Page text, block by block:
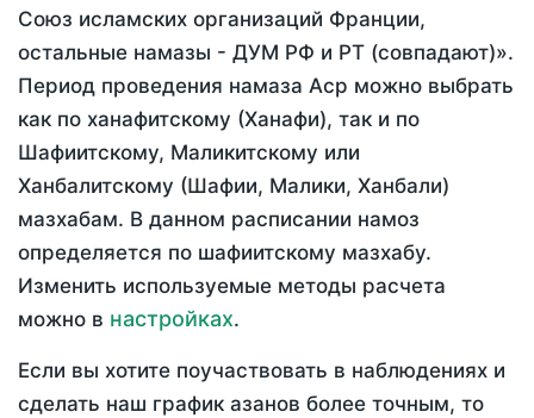
Союз исламских организаций Франции,
остальные намазы - ДУМ РФ и РТ (совпадают)».
Период проведения намаза Аср можно выбрать
как по ханафитскому (Ханафи), так и по
Шафиитскому, Маликитскому или
Ханбалитскому (Шафии, Малики, Ханбали)
мазхабам. В данном расписании намоз
определяется по шафиитскому мазхабу.
Изменить используемые методы расчета
можно в настройках.
Если вы хотите поучаствовать в наблюдениях и
сделать наш график азанов более точным, то